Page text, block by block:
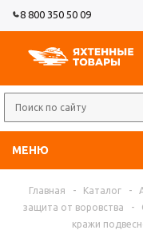
8 800 350 50 09
МЕНЮ
Главная - Каталог -
защита от воровства
-
кражи